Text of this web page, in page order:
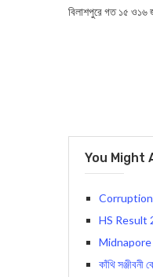
বিলাশপুরে গত ১৫ ও১৬
You Might
Corruption :
HS Result
Midnapore
কাঁথি